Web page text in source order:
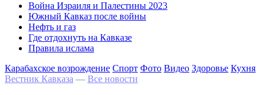
Война Израиля и Палестины 2023
Южный Кавказ после войны
Нефть и газ
Где отдохнуть на Кавказе
Правила ислама
Карабахское возрождение Спорт Фото Видео Здоровье Кухня
Вестник Кавказа — Все новости